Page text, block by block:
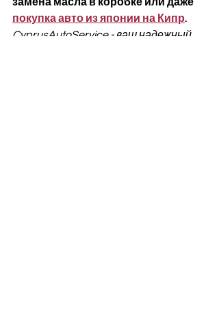
замена масла в коробке или даже
покупка авто из японии на Кипр.
CyprusAutoService - ваш надежный